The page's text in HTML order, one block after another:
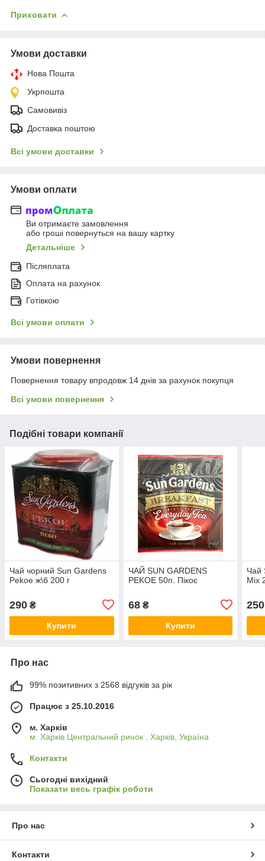
Приховати
Умови доставки
Нова Пошта
Укрпошта
Самовивіз
Доставка поштою
Всі умови доставки
Умови оплати
Ви отримаєте замовлення
або гроші повернуться на вашу картку
Детальніше
Післяплата
Оплата на рахунок
Готівкою
Всі умови оплати
Умови повернення
Повернення товару впродовж 14 днів за рахунок покупця
Всі умови повернення
Подібні товари компанії
Чай чорний Sun Gardens
Pekoe ж\б 200 г
290 ₴
Купити
ЧАЙ SUN GARDENS
PEKOE 50п. Пікоє
68₴
Купити
Чай
Mix
250
Про нас
99% позитивних з 2568 відгуків за рік
Працює з 25.10.2016
м. Харків
м. Харків Центральний ринок , Харків, Україна
Контакти
Сьогодні вихідний
Показати весь графік роботи
Про нас
Контакти